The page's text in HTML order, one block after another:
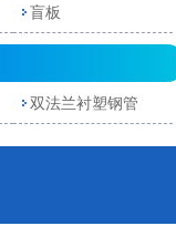
盲板
双法兰衬塑钢管